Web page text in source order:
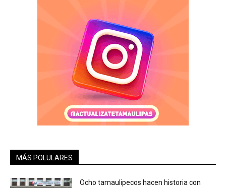
MÁS POLULARES
Ocho tamaulipecos hacen historia con